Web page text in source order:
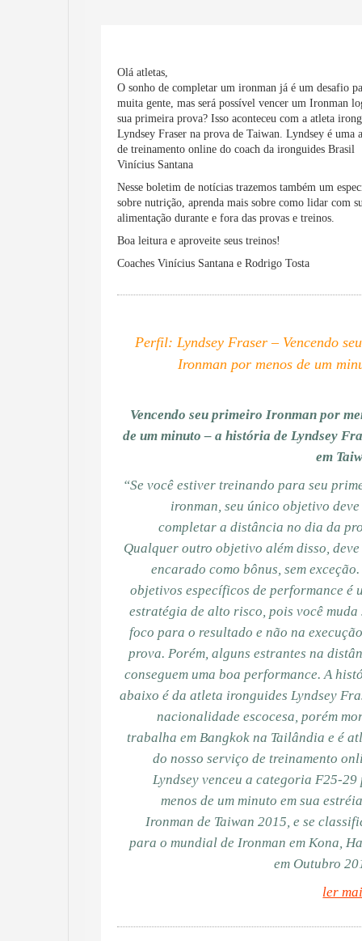
Olá atletas,
O sonho de completar um ironman já é um desafio
muita gente, mas será possível vencer um Ironman
sua primeira prova? Isso aconteceu com a atleta
Lyndsey Fraser na prova de Taiwan. Lyndsey é uma
de treinamento online do coach da ironguides Brasil
Vinícius Santana
Nesse boletim de notícias trazemos também um
sobre nutrição, aprenda mais sobre como lidar com
alimentação durante e fora das provas e treinos.
Boa leitura e aproveite seus treinos!
Coaches Vinícius Santana e Rodrigo Tosta
Perfil: Lyndsey Fraser – Vencendo
Ironman por menos de um
Vencendo seu primeiro Ironman por
de um minuto – a história de Lyndsey
em
“Se você estiver treinando para seu
ironman, seu único objetivo
completar a distância no dia da
Qualquer outro objetivo além disso,
encarado como bônus, sem exceção.
objetivos específicos de performance é
estratégia de alto risco, pois você muda
foco para o resultado e não na
prova. Porém, alguns estrantes na
conseguem uma boa performance. A
abaixo é da atleta ironguides Lyndsey
nacionalidade escocesa, porém
trabalha em Bangkok na Tailândia e é
do nosso serviço de treinamento
Lyndsey venceu a categoria F25-29
menos de um minuto em sua
Ironman de Taiwan 2015, e se
para o mundial de Ironman em Kona,
em Outubro
ler
classifica atletas para o Mundial de